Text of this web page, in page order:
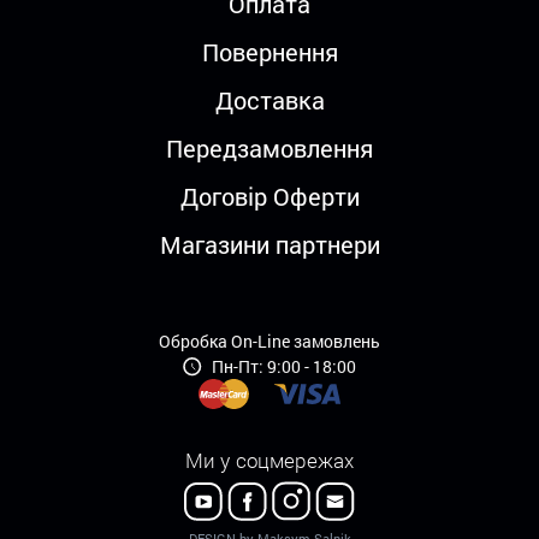
Повернення
Доставка
Передзамовлення
Договір Оферти
Магазини партнери
Обробка On-Line замовлень
Пн-Пт: 9:00 - 18:00
Ми у соцмережах